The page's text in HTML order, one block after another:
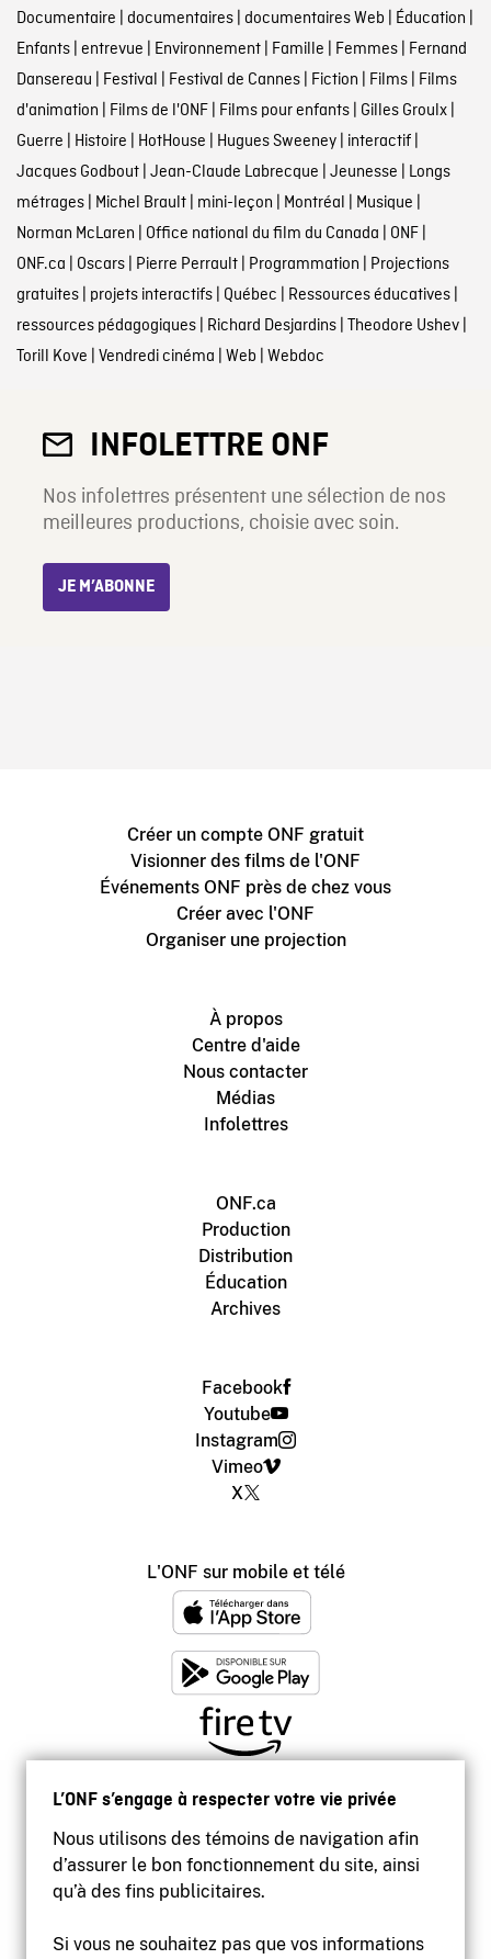
L’ONF s’engage à respecter votre vie privée
Nous utilisons des témoins de navigation afin
d’assurer le bon fonctionnement du site, ainsi
qu’à des fins publicitaires.
Si vous ne souhaitez pas que vos informations
Documentaire documentaires| documentaires Web Éducation
Enfants| entrevue Environnement| Famille Femmes| Fernand
Dansereau Festival Festival de Cannes| Fiction Films| Films
d'animation Films de l'ONF| Films pour enfants| Gilles Groulx|
Guerre Histoire HotHouse Hugues Sweeney| interactif|
Jacques Godbout| Jean-Claude Labrecque Jeunesse Longs
métrages| Michel Brault| mini-leçon Montréal Musique
Norman McLaren Office national du film du Canada ONF|
ONF.ca Oscars| Pierre Perrault| Programmation Projections
gratuites| projets interactifs| Québec Ressources éducatives|
ressources pédagogiques| Richard Desjardins| Theodore Ushev|
Torill Kove Vendredi cinéma Web Webdoc
INFOLETTRE ONF
Nos infolettres présentent une sélection de nos
meilleures productions, choisie avec soin.
JE M’ABONNE
Créer un compte ONF gratuit
Visionner des films de l'ONF
Événements ONF près de chez vous
Créer avec l'ONF
Organiser une projection
À propos
Centre d'aide
Nous contacter
Médias
Infolettres
ONF.ca
Production
Distribution
Éducation
Archives
Facebook
Youtube
Instagram
Vimeo
X
L'ONF sur mobile et télé